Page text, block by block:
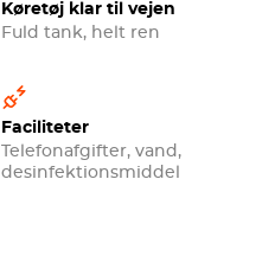
Køretøj klar til vejen
Fuld tank, helt ren
Faciliteter
Telefonafgifter, vand,
desinfektionsmiddel